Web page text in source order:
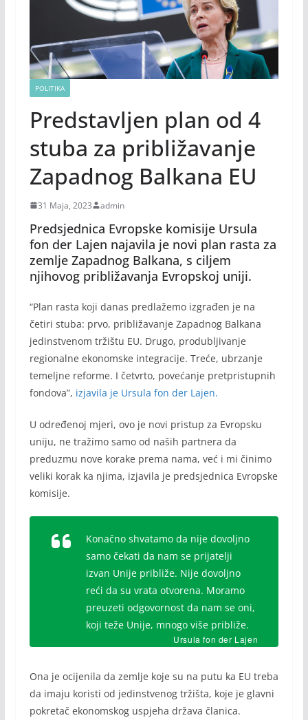
POLITIKA
Predstavljen plan od 4
stuba za približavanje
Zapadnog Balkana EU
31 Maja, 2023 admin
Predsjednica Evropske komisije Ursula
fon der Lajen najavila je novi plan rasta za
zemlje Zapadnog Balkana, s ciljem
njihovog približavanja Evropskoj uniji.
“Plan rasta koji danas predlažemo izgrađen je na
četiri stuba: prvo, približavanje Zapadnog Balkana
jedinstvenom tržištu EU. Drugo, produbljivanje
regionalne ekonomske integracije. Treće, ubrzanje
temeljne reforme. I četvrto, povećanje pretpristupnih
fondova”, izjavila je Ursula fon der Lajen.
U određenoj mjeri, ovo je novi pristup za Evropsku
uniju, ne tražimo samo od naših partnera da
preduzmu nove korake prema nama, već i mi činimo
veliki korak ka njima, izjavila je predsjednica Evropske
komisije.
Konačno shvatamo da nije dovoljno
samo čekati da nam se prijatelji
izvan Unije približe. Nije dovoljno
reći da su vrata otvorena. Moramo
preuzeti odgovornost da nam se oni,
koji teže Unije, mnogo više približe.
Ursula fon der Lajen
Ona je ocijenila da zemlje koje su na putu ka EU treba
da imaju koristi od jedinstvenog tržišta, koje je glavni
pokretač ekonomskog uspjeha država članica.